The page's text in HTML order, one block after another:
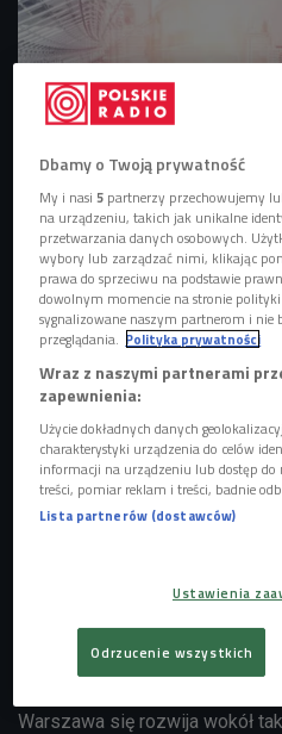
Jak projektuje się miasta? Foto:
Jak twierdzą goście Czwórki,
skupia się na tworzeniu
Przestrzenie mają być
samochodowego oraz
zieleni, kreując miejsca
Posłuchaj audycji "Poranek
miast
- To jest widoczne w polityce
tak organizują przestrzeń,
Warszawa się rozwija wokół
Dbamy o Twoją prywatność
My i nasi5 partnerzy przechowujemy
na urządzeniu, takich jak unikalne
przetwarzania danych osobowych.
wybory lub zarządzać nimi, klikając
prawa do sprzeciwu na podstawie
dowolnym momencie na stronie
sygnalizowane naszym partnerom i nie
przeglądania. Polityka prywatności
Wraz z naszymi partnerami
zapewnienia:
Użycie dokładnych danych
charakterystyki urządzenia do celów
informacji na urządzeniu lub dostęp do
treści, pomiar reklam i treści, badnie
Lista partnerów (dostawców)
Ustawienia
Odrzucenie wszystkich